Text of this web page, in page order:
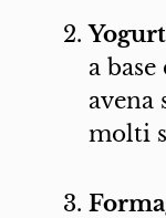
Yogurt
a
molti